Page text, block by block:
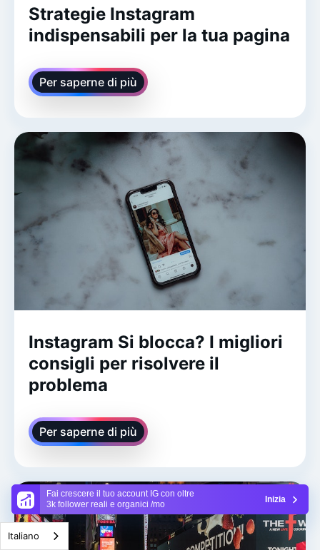
Fai crescere il tuo account IG con oltre
3k follower reali e organici /mo
Inizia
Strategie Instagram
indispensabili per la tua pagina
Per saperne di più
Instagram Si blocca? I migliori
consigli per risolvere il
problema
Per saperne di più
Italiano